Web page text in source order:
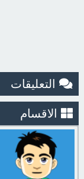
التعليقات
الاقسام